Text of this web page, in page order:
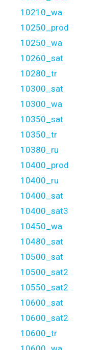
10210_wa
10250_prod
10250_wa
10260_sat
10280_tr
10300_sat
10300_wa
10350_sat
10350_tr
10380_ru
10400_prod
10400_ru
10400_sat
10400_sat3
10450_wa
10480_sat
10500_sat
10500_sat2
10550_sat2
10600_sat
10600_sat2
10600_tr